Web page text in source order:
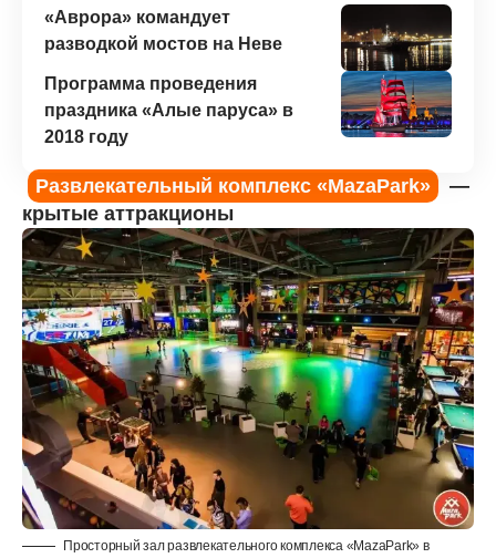
«Аврора» командует
разводкой мостов на Неве
Программа проведения
праздника «Алые паруса» в
2018 году
Развлекательный комплекс «MazaPark»
—
крытые аттракционы
Просторный зал развлекательного комплекса «MazaPark» в